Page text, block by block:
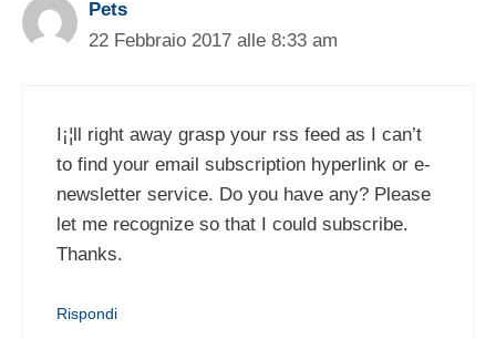
Pets
22 Febbraio 2017 alle 8:33 am
I¡¦ll right away grasp your rss feed as I can’t
to find your email subscription hyperlink or e-
newsletter service. Do you have any? Please
let me recognize so that I could subscribe.
Thanks.
Rispondi